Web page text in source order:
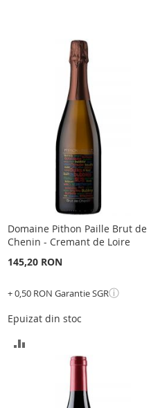
Domaine Pithon Paille Brut de
Chenin - Cremant de Loire
145,20 RON
+ 0,50 RON Garantie SGRⓘ
Epuizat din stoc
COMPARARE